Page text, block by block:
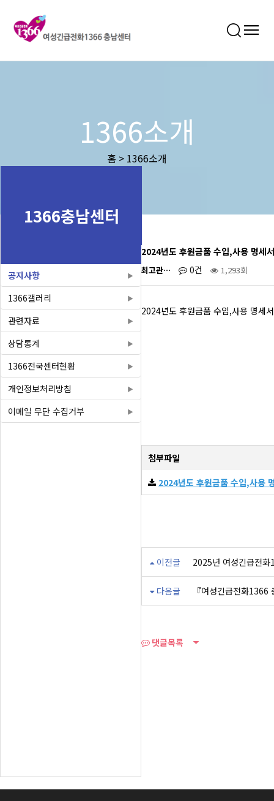
1366소개
홈 > 1366소개
1366충남센터
공지사항
1366갤러리
관련자료
상담통계
1366전국센터현황
개인정보처리방침
이메일 무단 수집거부
2024년도 후원금품 수입,사용 명세서
최고관… 0건 1,293회
2024년도 후원금품 수입,사용 명세서
첨부파일
2024년도 후원금품 수입,사용
이전글 2025년 여성긴급전
다음글 『여성긴급전화
댓글목록